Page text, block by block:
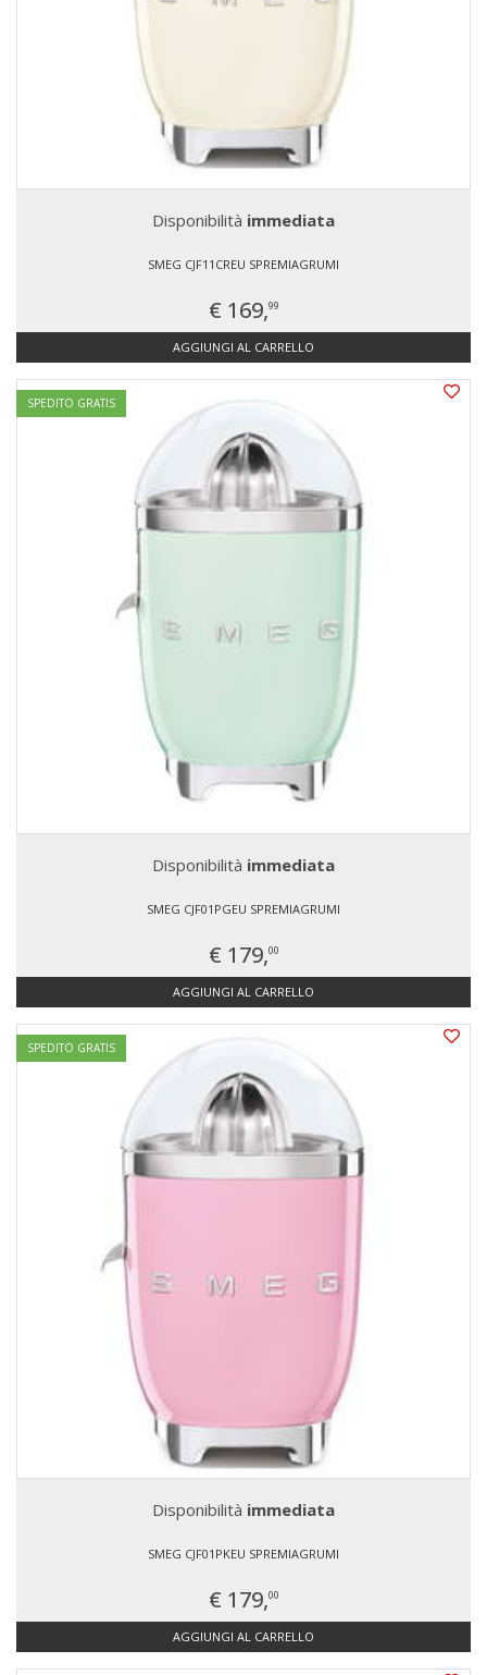
Disponibilità immediata
SMEG CJF11CREU SPREMIAGRUMI
€ 169,99
AGGIUNGI AL CARRELLO
SPEDITO GRATIS
Disponibilità immediata
SMEG CJF01PGEU SPREMIAGRUMI
€ 179,00
AGGIUNGI AL CARRELLO
SPEDITO GRATIS
Disponibilità immediata
SMEG CJF01PKEU SPREMIAGRUMI
€ 179,00
AGGIUNGI AL CARRELLO